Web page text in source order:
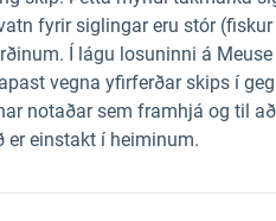
fyrir siglingar eru stór
Í lágu losuninni á
vegna yfirferðar skips í
notaðar sem framhjá og til
einstakt í heiminum.